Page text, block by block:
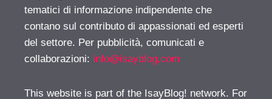
tematici di informazione indipendente che
contano sul contributo di appassionati ed esperti
del settore. Per pubblicità, comunicati e
collaborazioni: info@isayblog.com
This website is part of the IsayBlog! network. For